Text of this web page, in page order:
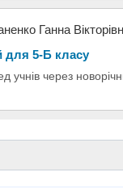
Ганна
для 5-Б класу
учнів через